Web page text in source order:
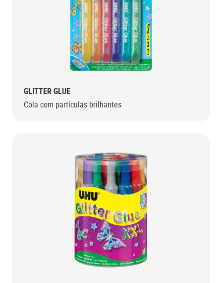
GLITTER GLUE
Cola com partículas brilhantes